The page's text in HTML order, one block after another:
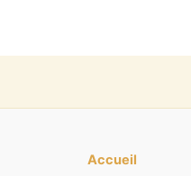
Accueil